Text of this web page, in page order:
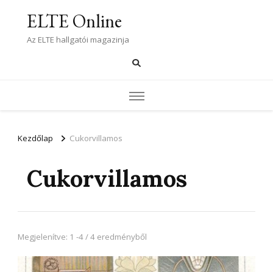
ELTE Online
Az ELTE hallgatói magazinja
Kezdőlap Cukorvillamos
Cukorvillamos
Megjelenítve: 1 -4 / 4 eredményből